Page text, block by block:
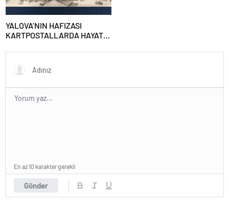
YALOVA’NIN HAFIZASI
KARTPOSTALLARDA HAYAT
Gönder
En az 10 karakter gerekli